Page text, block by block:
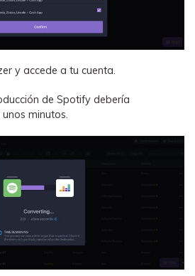
y accede a tu cuenta.
de Spotify debería
minutos.